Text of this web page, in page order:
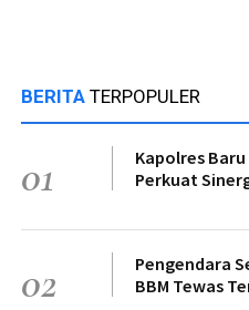
BERITA TERPOPULER
01
Kapolres
Perkuat
02
Pengendara
BBM Tewas